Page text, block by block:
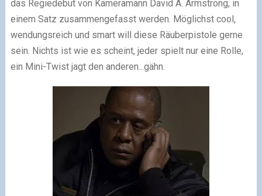
das Regiedebüt von Kameramann David A. Armstrong, in
einem Satz zusammengefasst werden. Möglichst cool,
wendungsreich und smart will diese Räuberpistole gerne
sein. Nichts ist wie es scheint, jeder spielt nur eine Rolle,
ein Mini-Twist jagt den anderen...gähn.